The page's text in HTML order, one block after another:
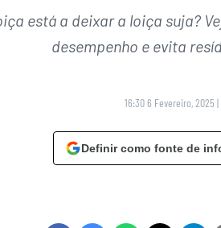
está a deixar a loiça suja?
desempenho e evita
16:30 6 Fevereiro, 2025 |
Definir como fonte de